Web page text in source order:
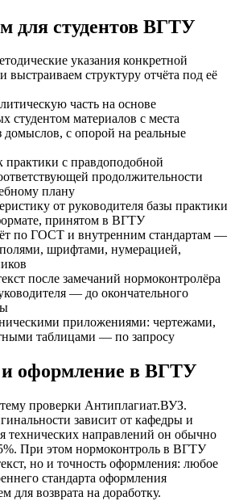
для студентов ВГТУ
указания конкретной
структуру отчёта под её
часть на основе
студентом материалов с места
с опорой на реальные
с правдоподобной
продолжительности
плану
от руководителя базы практики
принятом в ВГТУ
по ГОСТ и внутренним стандартам —
шрифтами, нумерацией,
после замечаний нормоконтролёра
— до окончательного
приложениями: чертежами,
таблицами — по запросу
оформление в ВГТУ
проверки Антиплагиат.ВУЗ.
зависит от кафедры и
технических направлений он обычно
При этом нормоконтроль в ВГТУ
но и точность оформления: любое
стандарта оформления
для возврата на доработку.